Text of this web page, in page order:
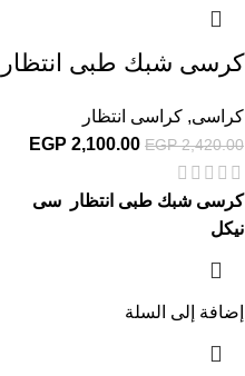
كرسى شبك طبى انتظار
كراسى, كراسى انتظار
EGP2,420.00
EGP 2,100.00
كرسى شبك طبى انتظار سى
نيكل
إضافة إلى السلة